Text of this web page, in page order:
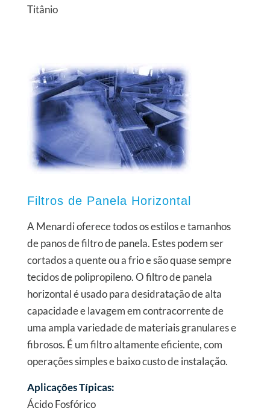
Titânio
Filtros de Panela Horizontal
A Menardi oferece todos os estilos e tamanhos
de panos de filtro de panela. Estes podem ser
cortados a quente ou a frio e são quase sempre
tecidos de polipropileno. O filtro de panela
horizontal é usado para desidratação de alta
capacidade e lavagem em contracorrente de
uma ampla variedade de materiais granulares e
fibrosos. É um filtro altamente eficiente, com
operações simples e baixo custo de instalação.
Aplicações Típicas:
Ácido Fosfórico